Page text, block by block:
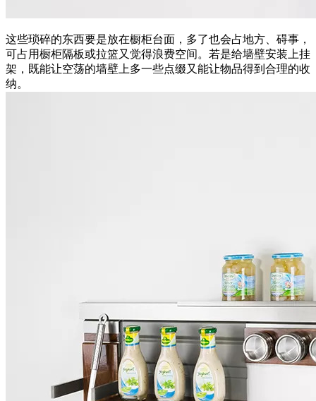
这些琐碎的东西要是放在橱柜台面，多了也会占地方、碍事，
可占用橱柜隔板或拉篮又觉得浪费空间。若是给墙壁安装上挂
架，既能让空荡的墙壁上多一些点缀又能让物品得到合理的收
纳。